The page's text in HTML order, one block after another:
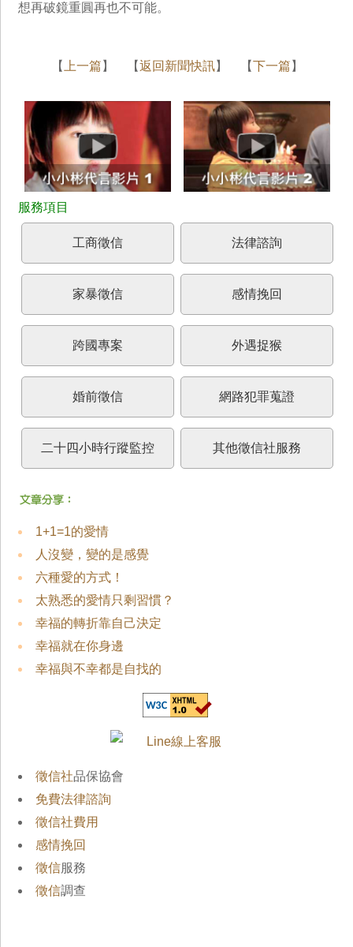
想再破鏡重圓再也不可能。
【 上一篇 】 【返回新聞快訊】 【下一篇 】
工商徵信 法律諮詢
家暴徵信 感情挽回
跨國專案 外遇捉猴
婚前徵信 網路犯罪蒐證
二十四小時行蹤監控 其他徵信社服務
1+1=1的愛情
人沒變，變的是感覺
六種愛的方式！
太熟悉的愛情只剩習慣？
幸福的轉折靠自己決定
幸福就在你身邊
幸福與不幸都是自找的
徵信社品保協會
免費法律諮詢
徵信社費用
感情挽回
徵信服務
徵信調查